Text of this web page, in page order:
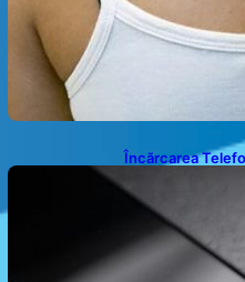
Încărcarea